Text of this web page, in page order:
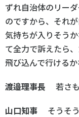
ずれ自治体のリー
のですから、それ
気持ちが入りそう
て全力で訴えたら
飛び込んで行けるか
渡邉理事長 若さも
山口知事 そうそ